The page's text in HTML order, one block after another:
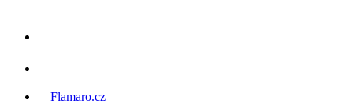
Flamaro.cz